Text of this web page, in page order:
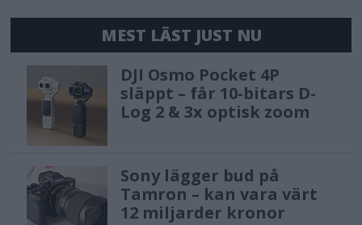
MEST LÄST JUST NU
DJI Osmo Pocket 4P
släppt – får 10-bitars D-
Log 2 & 3x optisk zoom
Sony lägger bud på
Tamron – kan vara värt
12 miljarder kronor